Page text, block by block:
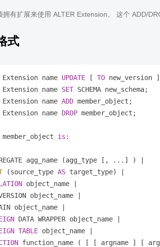
拥有扩展来使用 ALTER Extension。 这个 ADD/
式
Extension name UPDATE [ TO
Extension name SET
Extension name ADD
Extension name DROP member_object;
member_object is :
agg_name (agg_type [, ...] )
(source_type AS target_type)
object_name
object_name
object_name
DATA WRAPPER object_name
TABLE object_name
function_name ( [ [ argname ] [